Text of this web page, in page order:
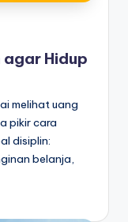
Hidup
melihat uang
pikir cara
disiplin:
belanja,